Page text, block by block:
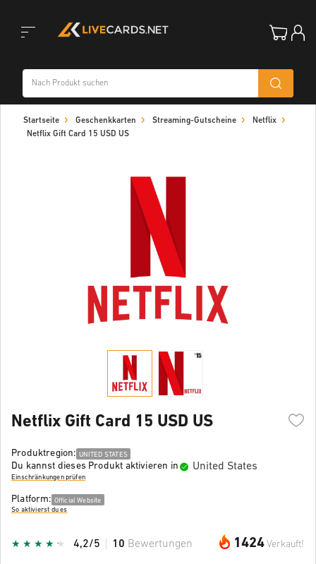
navigation
Startseite Geschenkkarten Streaming-Gutscheine
Netflix
Netflix Gift Card 15 USD US
Netflix Gift Card 15 USD US
Produktregion: UNITED STATES
Du kannst dieses Produkt aktivieren in United States
Einschränkungen prüfen
Platform: Official Website
So aktivierst du es
1424 Verkauft!
4,2/5 10 Bewertungen